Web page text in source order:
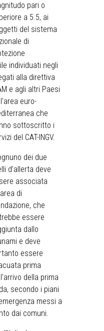
pari o
a 5.5, ai
del sistema
di
individuati negli
alla direttiva
e agli altri Paesi
euro-
che
sottoscritto i
del CAT-INGV.
dei due
d’allerta deve
associata
di
che
essere
dallo
e deve
essere
prima
della prima
secondo i piani
messi a
dai comuni.